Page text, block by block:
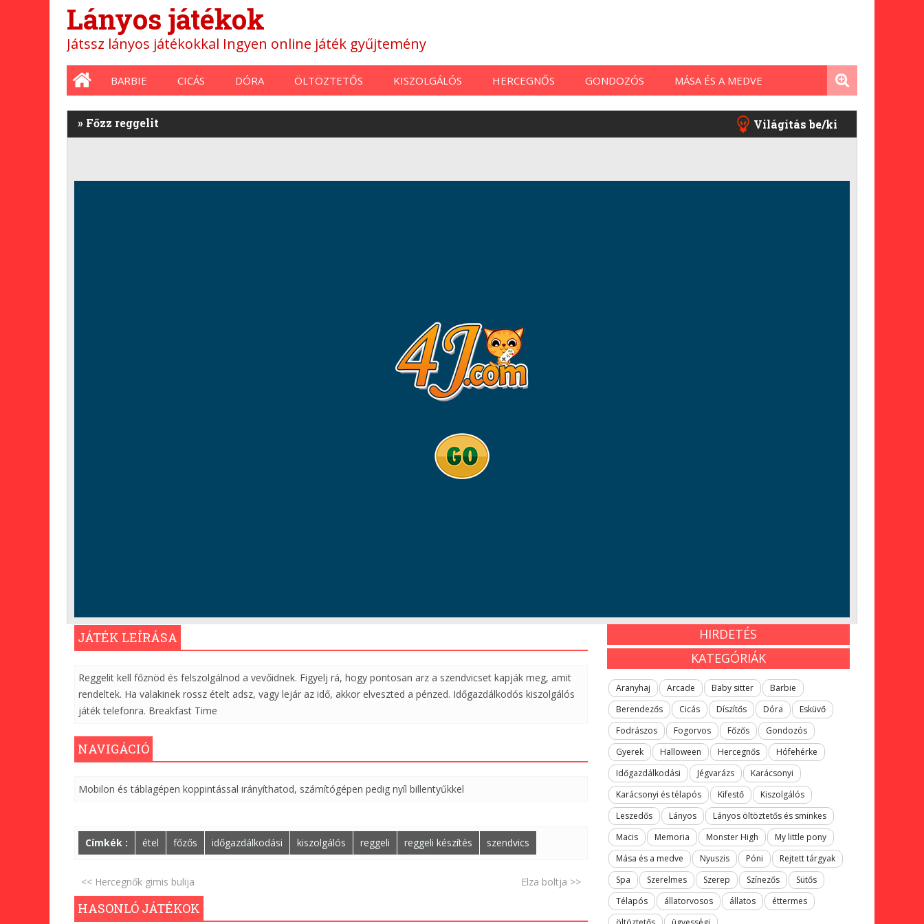
Lányos játékok
Játssz lányos játékokkal Ingyen online játék gyűjtemény
Main menu
BARBIE CICÁS DÓRA ÖLTÖZTETŐS KISZOLGÁLÓS HERCEGNŐS GONDOZÓS MÁSA ÉS A MEDVE
» Főzz reggelit Világítás be/ki
JÁTÉK LEÍRÁSA
Reggelit kell főznöd és felszolgálnod a vevőidnek. Figyelj rá, hogy pontosan arz a szendvicset kapják meg, amit
rendeltek. Ha valakinek rossz ételt adsz, vagy lejár az idő, akkor elveszted a pénzed. Időgazdálkodós kiszolgálós
játék telefonra. Breakfast Time
NAVIGÁCIÓ
Mobilon és táblagépen koppintással irányíthatod, számítógépen pedig nyíl billentyűkkel
Címkék : étel főzős időgazdálkodási kiszolgálós reggeli reggeli készítés szendvics
<< Hercegnők gimis bulija Elza boltja >>
HASONLÓ JÁTÉKOK
HIRDETÉS
KATEGÓRIÁK
Aranyhaj Arcade Baby sitter
Barbie
Berendezős
Cicás Díszítős Dóra
Esküvő
Fodrászos
Fogorvos Főzős
Gondozós
Gyerek
Halloween Hercegnős
Hófehérke
Időgazdálkodási
Jégvarázs
Karácsonyi
Karácsonyi és télapós
Kifestő
Kiszolgálós
Leszedős
Lányos
Lányos öltöztetős és sminkes
Macis
Memoria Monster High
My little pony
Mása és a medve
Nyuszis Póni
Rejtett tárgyak
Spa
Szerelmes Szerep Színezős
Sütős
Télapós
állatorvosos állatos
éttermes